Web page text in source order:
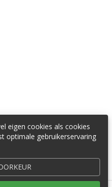
eigen cookies als cookies
optimale gebruikerservaring